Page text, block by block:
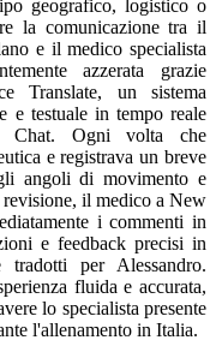
geografico, logistico o
la comunicazione tra il
e il medico specialista
azzerata grazie
Translate, un sistema
e testuale in tempo reale
Chat. Ogni volta che
e registrava un breve
angoli di movimento e
il medico a New
i commenti in
e feedback precisi in
tradotti per Alessandro.
fluida e accurata,
lo specialista presente
l'allenamento in Italia.